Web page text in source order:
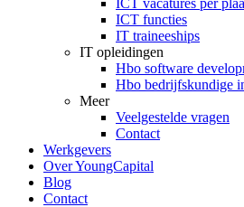
ICT vacatures per
ICT functies
IT traineeships
IT opleidingen
Hbo software
Hbo bedrijfskundige
Meer
Veelgestelde vragen
Contact
Werkgevers
Over YoungCapital
Blog
Contact